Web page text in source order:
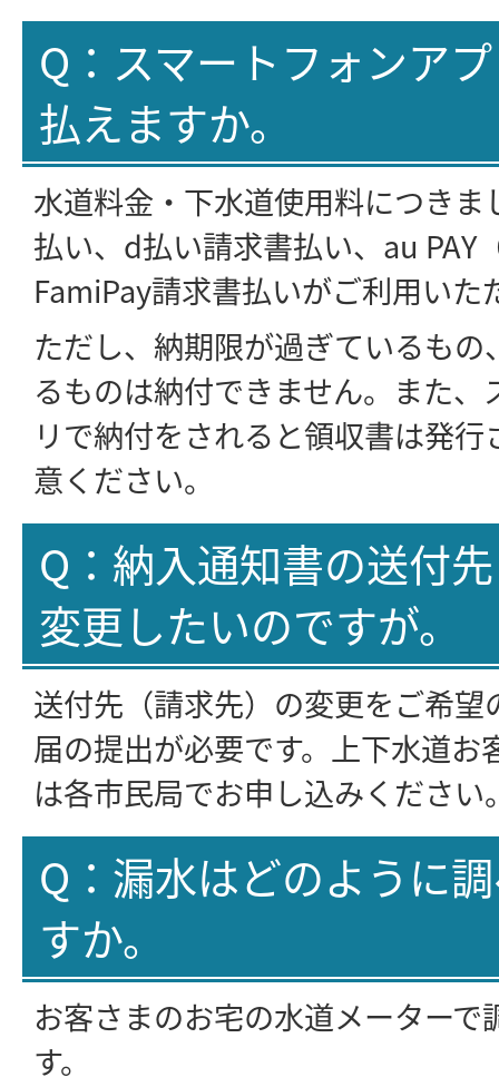
Q：スマートフォンア
払えますか。
水道料金・下水道使用料につきま
払い、d払い請求書払い、au PAY
FamiPay請求書払いがご利用いた
ただし、納期限が過ぎているもの
るものは納付できません。また、
リで納付をされると領収書は発
意ください。
Q：納入通知書の送付
変更したいのですが。
送付先（請求先）の変更をご希
届の提出が必要です。上下水道お
は各市民局でお申し込みください
Q：漏水はどのように
すか。
お客さまのお宅の水道メーターで
す。